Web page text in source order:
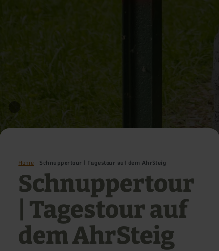
Home Schnuppertour | Tagestour auf dem AhrSteig
Schnuppertour
| Tagestour auf
dem AhrSteig